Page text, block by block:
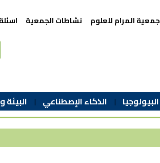
البيولوجيا الذكاء الإصطناعي البيئة
جمعية المرام للعلوم نشاطات الجمعية